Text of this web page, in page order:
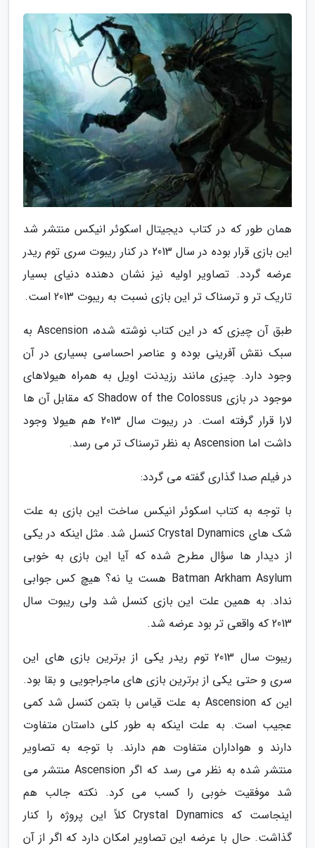
همان طور که در کتاب دیجیتال اسکوئر انیکس منتشر شد
این بازی قرار بوده در سال 2013 در کنار ریبوت سری توم ریدر
عرضه گردد. تصاویر اولیه نیز نشان دهنده دنیای بسیار
تاریک تر و ترسناک تر این بازی نسبت به ریبوت 2013 است.
طبق آن چیزی که در این کتاب نوشته شده، Ascension به
سبک نقش آفرینی بوده و عناصر احساسی بسیاری در آن
وجود دارد. چیزی مانند رزیدنت اویل به همراه هیولاهای
موجود در بازی Shadow of the Colossus که مقابل آن ها
لارا قرار گرفته است. در ریبوت سال 2013 هم هیولا وجود
داشت اما Ascension به نظر ترسناک تر می رسد.
در فیلم صدا گذاری گفته می گردد:
با توجه به کتاب اسکوئر انیکس ساخت این بازی به علت
شک های Crystal Dynamics کنسل شد. مثل اینکه در یکی
از دیدار ها سؤال مطرح شده که آیا این بازی به خوبی
Batman Arkham Asylum هست یا نه؟ هیچ کس جوابی
نداد. به همین علت این بازی کنسل شد ولی ریبوت سال
2013 که واقعی تر بود عرضه شد.
ریبوت سال 2013 توم ریدر یکی از برترین بازی های این
سری و حتی یکی از برترین بازی های ماجراجویی و بقا بود.
این که Ascension به علت قیاس با بتمن کنسل شد کمی
عجیب است. به علت اینکه به طور کلی داستان متفاوت
دارند و هواداران متفاوت هم دارند. با توجه به تصاویر
منتشر شده به نظر می رسد که اگر Ascension منتشر می
شد موفقیت خوبی را کسب می کرد. نکته جالب هم
اینجاست که Crystal Dynamics کلاً این پروژه را کنار
گذاشت. حال با عرضه این تصاویر امکان دارد که اگر از آن